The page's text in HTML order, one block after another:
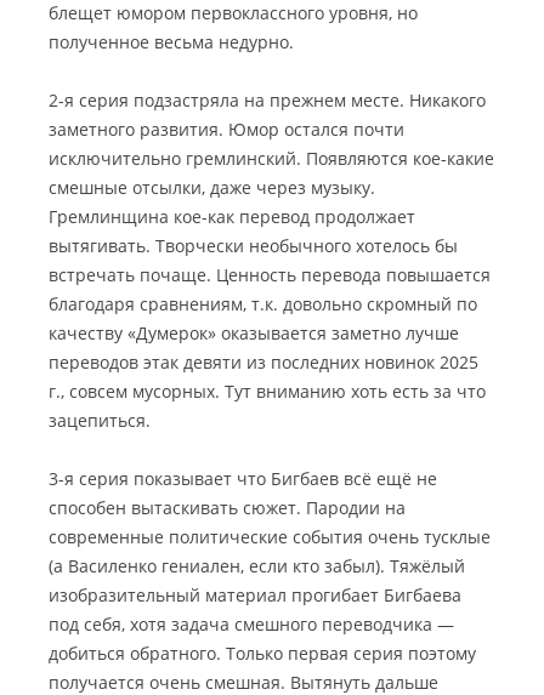
блещет юмором первоклассного уровня, но
полученное весьма недурно.
2-я серия подзастряла на прежнем месте. Никакого
заметного развития. Юмор остался почти
исключительно гремлинский. Появляются кое-какие
смешные отсылки, даже через музыку.
Гремлинщина кое-как перевод продолжает
вытягивать. Творчески необычного хотелось бы
встречать почаще. Ценность перевода повышается
благодаря сравнениям, т.к. довольно скромный по
качеству «Думерок» оказывается заметно лучше
переводов этак девяти из последних новинок 2025
г., совсем мусорных. Тут вниманию хоть есть за что
зацепиться.
3-я серия показывает что Бигбаев всё ещё не
способен вытаскивать сюжет. Пародии на
современные политические события очень тусклые
(а Василенко гениален, если кто забыл). Тяжёлый
изобразительный материал прогибает Бигбаева
под себя, хотя задача смешного переводчика —
добиться обратного. Только первая серия поэтому
получается очень смешная. Вытянуть дальше